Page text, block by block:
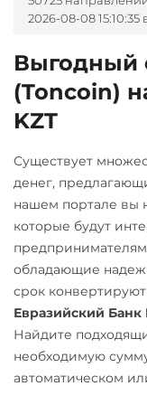
Qtum
Ripple (XRP)
Shib
Solana (SOL)
StableUSD
Starknet (STRK)
Stellar (XLM)
Sui
Synthetix (SNX)
Terra (LUNA)
RUB UAH
Росбанк RUB
Россельхоз
Сбербанк
RUB
СБП RUB
Тинькофф
УкрСиббанк
Элкарт KGS
2026-08-08
Выгодный
(Toncoin)
KZT
Существует
денег,
нашем портале вы
которые будут
обладающие
срок
Евразийский Банк
Найдите
необходимую
автоматическом